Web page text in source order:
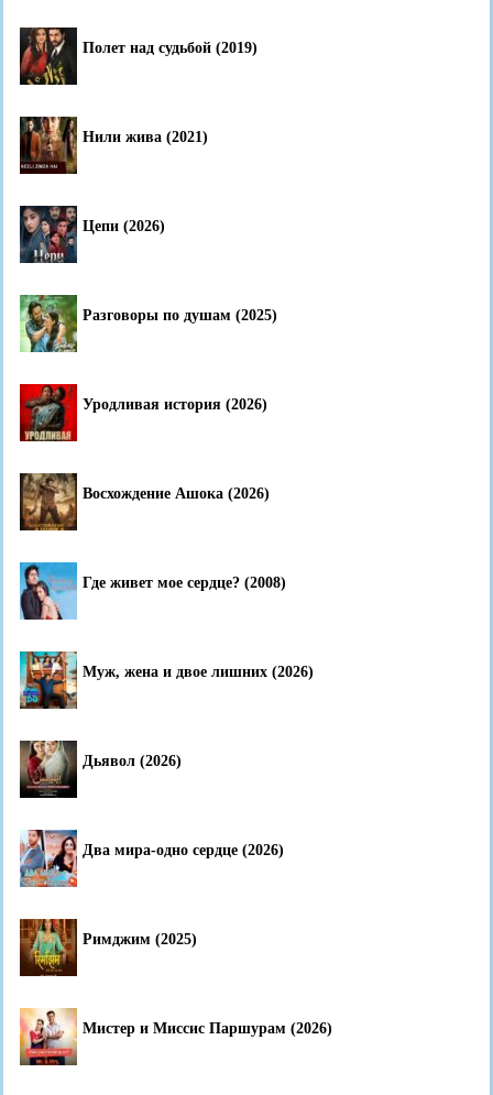
Полет над судьбой (2019)
Нили жива (2021)
Цепи (2026)
Разговоры по душам (2025)
Уродливая история (2026)
Восхождение Ашока (2026)
Где живет мое сердце? (2008)
Муж, жена и двое лишних (2026)
Дьявол (2026)
Два мира-одно сердце (2026)
Римджим (2025)
Мистер и Миссис Паршурам (2026)